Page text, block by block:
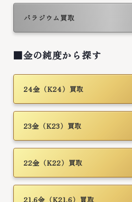
パラジウム買取
■金の純度から探す
24金（K24）買取
23金（K23）買取
22金（K22）買取
21.6金（K21.6）買取